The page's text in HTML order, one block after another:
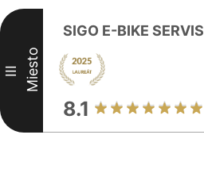
III Miesto
SIGO E-BIKE SERVIS
8.1